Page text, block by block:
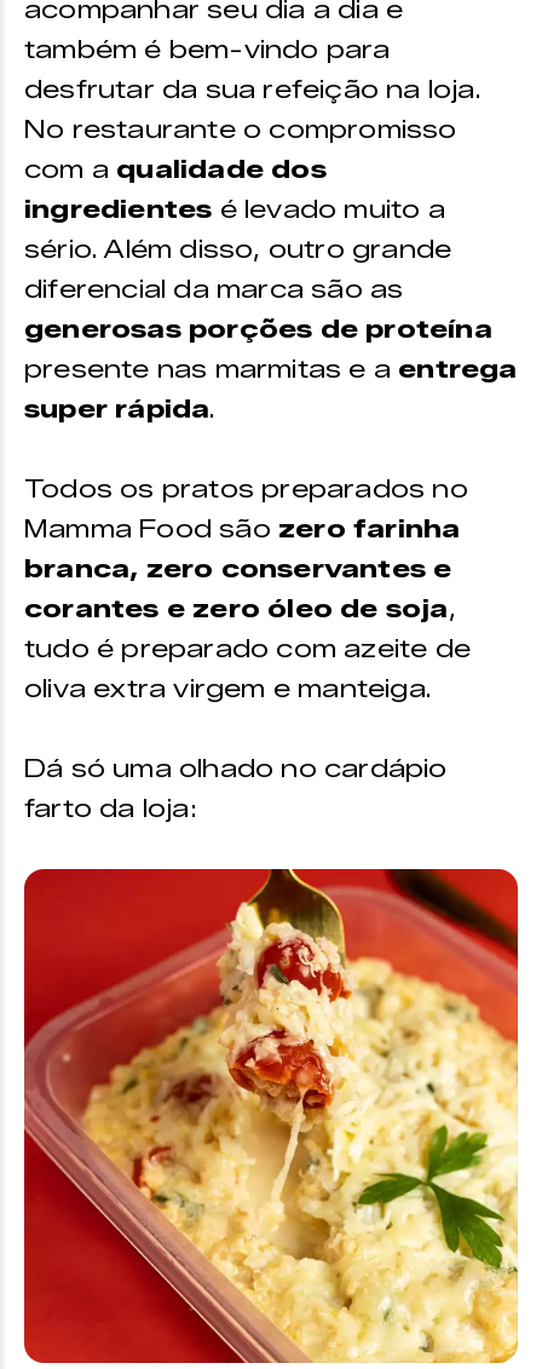
acompanhar seu dia a dia e
também é bem-vindo para
desfrutar da sua refeição na loja.
No restaurante o compromisso
com a qualidade dos
ingredientes é levado muito a
sério. Além disso, outro grande
diferencial da marca são as
generosas porções de proteína
presente nas marmitas e a entrega
super rápida.
Todos os pratos preparados no
Mamma Food são zero farinha
branca, zero conservantes e
corantes e zero óleo de soja,
tudo é preparado com azeite de
oliva extra virgem e manteiga.
Dá só uma olhado no cardápio
farto da loja: